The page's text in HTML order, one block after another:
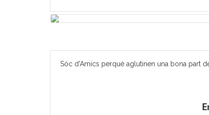
Sóc d'Amics perquè aglutinen una bona part